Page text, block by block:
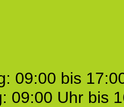
09:00 bis
09:00 Uhr bis